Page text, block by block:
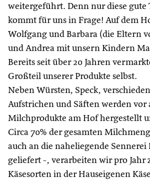
weitergeführt. Denn nur diese gute
kommt für uns in Frage! Auf dem
Wolfgang und Barbara (die Eltern
und Andrea mit unsern Kindern
Bereits seit über 20 Jahren
Großteil unserer Produkte selbst.
Neben Würsten, Speck,
Aufstrichen und Säften werden vor
Milchprodukte am Hof hergestellt
Circa 70% der gesamten
auch an die naheliegende Sennerei
geliefert -, verarbeiten wir pro Jahr
Käsesorten in der Hauseigenen